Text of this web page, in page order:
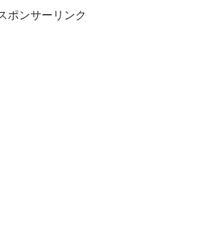
ポンサーリンク